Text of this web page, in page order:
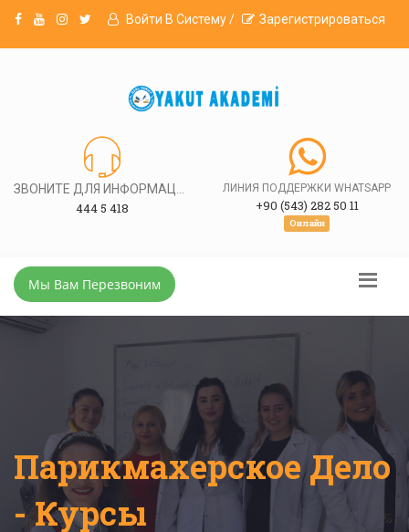
Войти В Систему / Зарегистрироваться
444 5 418
ЛИНИЯ ПОДДЕРЖКИ WHATSAPP
+90 (543) 282 50 11
Онлайн
Мы Вам Перезвоним
Парикмахерское Дело
- Курсы